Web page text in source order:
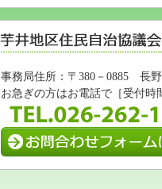
事務局住所：〒380－0885 長
お急ぎの方はお電話で［受付時